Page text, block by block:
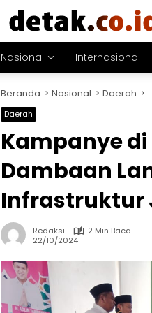
Nasional Internasional
Beranda Nasional Daerah
Daerah
Kampanye di
Dambaan
Infrastruktur
Redaksi
2 Min Baca
22/10/2024